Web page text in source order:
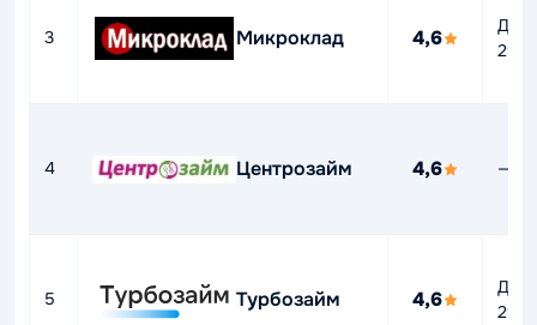
3 Микроклад 4,6
До
4 Центрозайм 4,6 —
5 Турбозайм 4,6
До